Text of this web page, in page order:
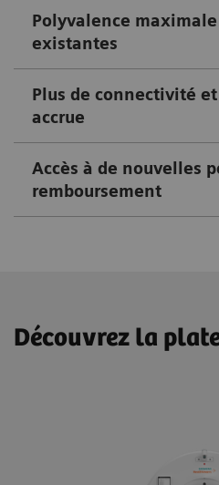
Polyvalence
existantes
Plus de connectivité
accrue
Accès à de nouvelles
remboursement
Découvrez la